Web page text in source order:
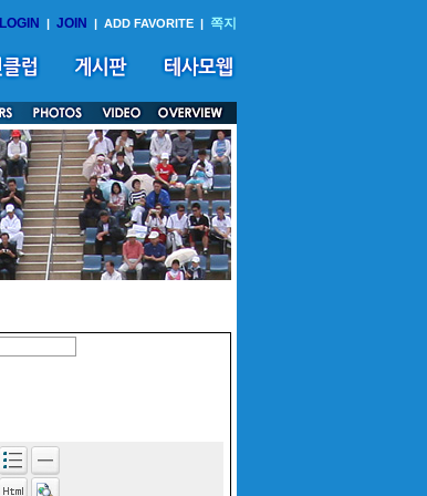
LOGIN | JOIN | ADD FAVORITE | 쪽지